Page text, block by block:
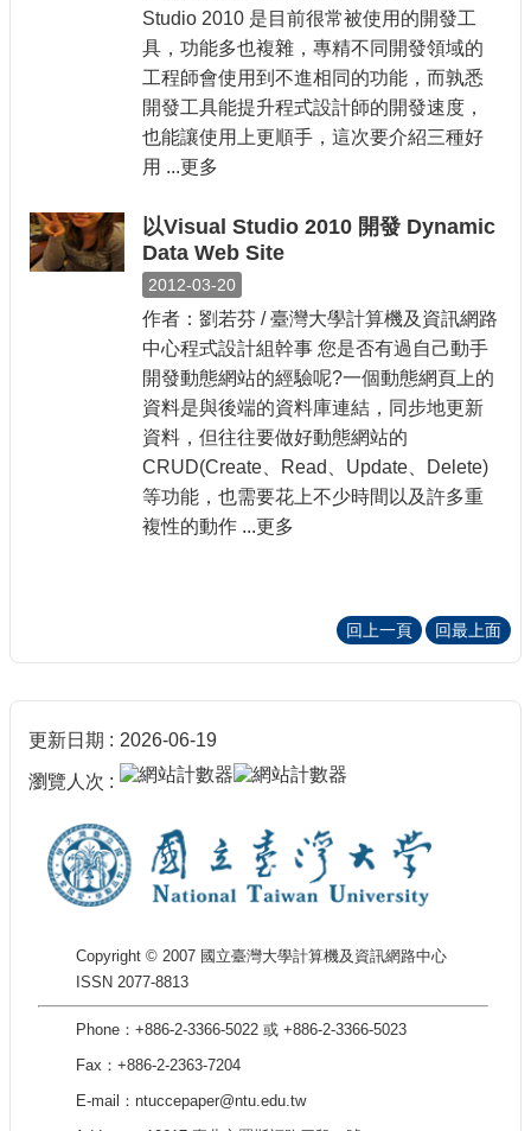
Studio 2010 是目前很常被使用的開發工
具，功能多也複雜，專精不同開發領域的
工程師會使用到不進相同的功能，而孰悉
開發工具能提升程式設計師的開發速度，
也能讓使用上更順手，這次要介紹三種好
用 ...更多
以Visual Studio 2010 開發 Dynamic
Data Web Site
2012-03-20
作者：劉若芬 / 臺灣大學計算機及資訊網路
中心程式設計組幹事 您是否有過自己動手
開發動態網站的經驗呢?一個動態網頁上的
資料是與後端的資料庫連結，同步地更新
資料，但往往要做好動態網站的
CRUD(Create、Read、Update、Delete)
等功能，也需要花上不少時間以及許多重
複性的動作 ...更多
回上一頁 回最上面
更新日期 2026-06-19
瀏覽人次
Copyright © 2007 國立臺灣大學計算機及資訊網路中心
ISSN 2077-8813
Phone：+886-2-3366-5022 或 +886-2-3366-5023
Fax：+886-2-2363-7204
E-mail：ntuccepaper@ntu.edu.tw